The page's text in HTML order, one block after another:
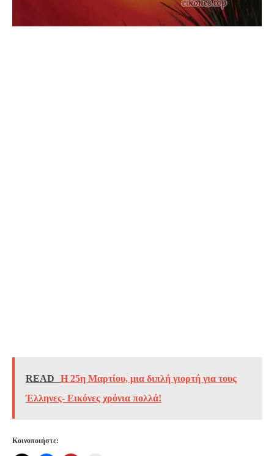
READ
H 25η Μαρτίου, μια διπλή γιορτή για τους
Έλληνες- Εικόνες χρόνια πολλά!
Κοινοποιήστε: